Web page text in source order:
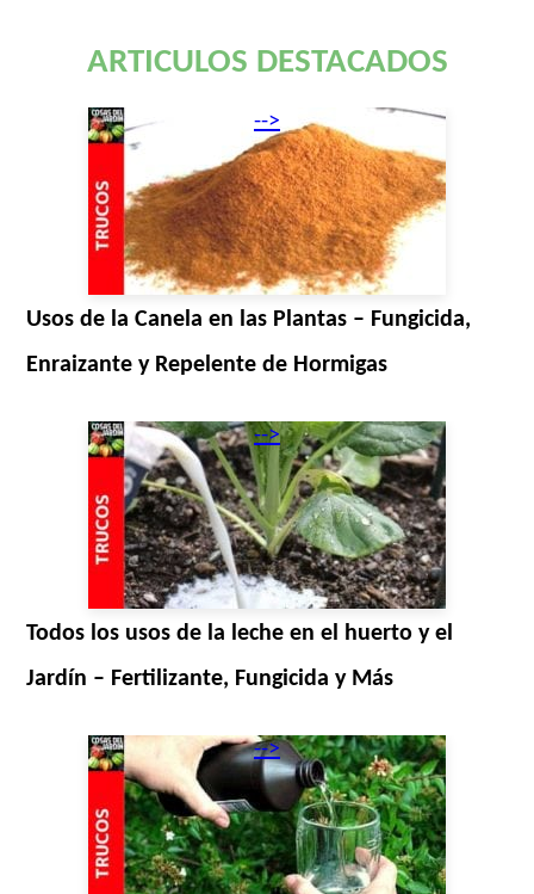
ARTICULOS DESTACADOS
-->
Usos de la Canela en las Plantas – Fungicida,
Enraizante y Repelente de Hormigas
-->
Todos los usos de la leche en el huerto y el
Jardín – Fertilizante, Fungicida y Más
-->